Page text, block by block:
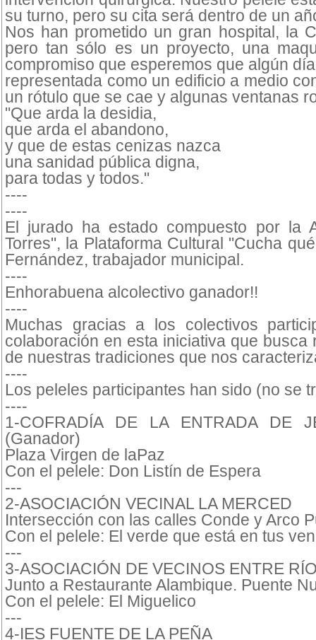
su turno, pero su cita será dentro de un
Nos han prometido un gran hospital, la
pero tan sólo es un proyecto, una
compromiso que esperemos que algún
representada como un edificio a medio
un rótulo que se cae y algunas ventanas
"Que arda la desidia,
que arda el abandono,
y que de estas cenizas nazca
una sanidad pública digna,
para todas y todos."
----
----
El jurado ha estado compuesto por la
Torres", la Plataforma Cultural "Cucha
Fernández, trabajador municipal.
----
Enhorabuena alcolectivo ganador!!
----
Muchas gracias a los colectivos
colaboración en esta iniciativa que busca
de nuestras tradiciones que nos
----
Los peleles participantes han sido (no se
----
1-COFRADÍA DE LA ENTRADA DE
(Ganador)
Plaza Virgen de laPaz
Con el pelele: Don Listín de Espera
---
2-ASOCIACIÓN VECINAL LA MERCED
Intersección con las calles Conde y Arco
Con el pelele: El verde que está en tus
---
3-ASOCIACIÓN DE VECINOS ENTRE
Junto a Restaurante Alambique. Puente
Con el pelele: El Miguelico
---
4-IES FUENTE DE LA PEÑA